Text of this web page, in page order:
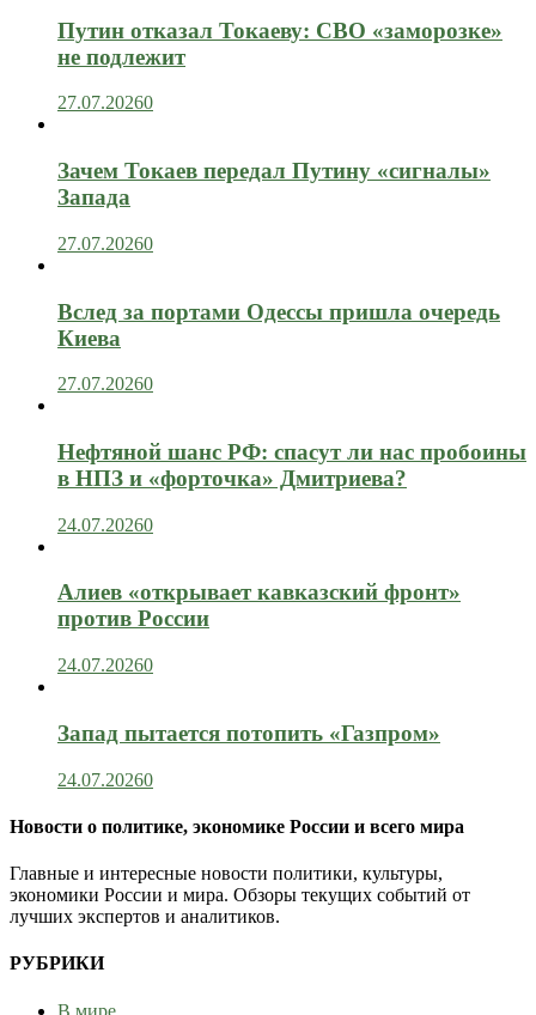
Путин отказал Токаеву: СВО «заморозке»
не подлежит
27.07.20260
Зачем Токаев передал Путину «сигналы»
Запада
27.07.20260
Вслед за портами Одессы пришла очередь
Киева
27.07.20260
Нефтяной шанс РФ: спасут ли нас пробоины
в НПЗ и «форточка» Дмитриева?
24.07.20260
Алиев «открывает кавказский фронт»
против России
24.07.20260
Запад пытается потопить «Газпром»
24.07.20260
Новости о политике, экономике России и всего мира
Главные и интересные новости политики, культуры,
экономики России и мира. Обзоры текущих событий от
лучших экспертов и аналитиков.
РУБРИКИ
В мире